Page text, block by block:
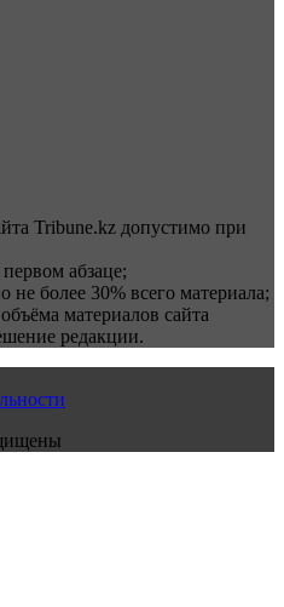
Tribune.kz допустимо при
абзаце;
более 30% всего материала;
материалов сайта
редакции.